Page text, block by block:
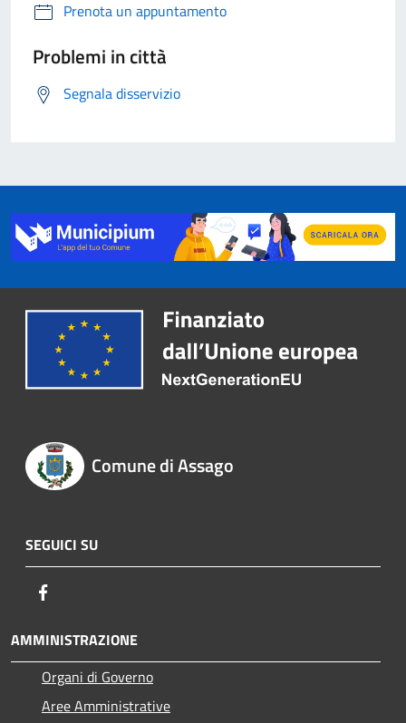
Prenota un appuntamento
Problemi in città
Segnala disservizio
Comune di Assago
SEGUICI SU
AMMINISTRAZIONE
Organi di Governo
Aree Amministrative